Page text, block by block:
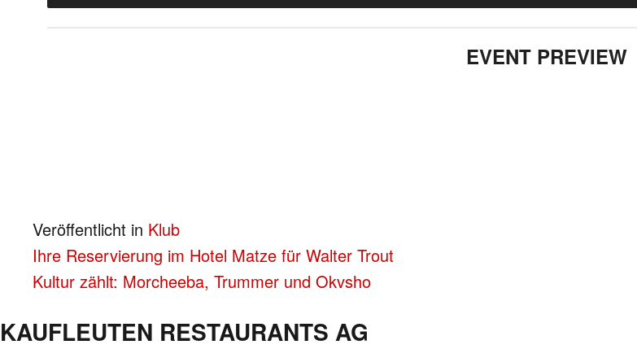
EVENT PREVIEW
Veröffentlicht in Klub
BEITRAGS-
NAVIGATION
Ihre Reservierung im Hotel Matze für Walter Trout
Kultur zählt: Morcheeba, Trummer und Okvsho
KAUFLEUTEN RESTAURANTS AG